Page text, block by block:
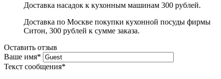
Доставка насадок к кухонным машинам 300 рублей.
Доставка по Москве покупки кухонной посуды фирмы
Ситон, 300 рублей к сумме заказа.
Оставить отзыв
Ваше имя*
Текст сообщения*